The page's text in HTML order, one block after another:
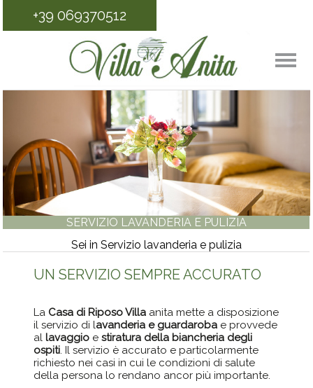
+39 069370512
SERVIZIO LAVANDERIA E PULIZIA
Sei in Servizio lavanderia e pulizia
UN SERVIZIO SEMPRE ACCURATO
La Casa di Riposo Villa anita mette a disposizione
il servizio di lavanderia e guardaroba e provvede
allavaggio estiratura della biancheria degli
ospiti. Il servizio è accurato e particolarmente
richiesto nei casi in cui le condizioni di salute
della persona lo rendano ancor più importante.